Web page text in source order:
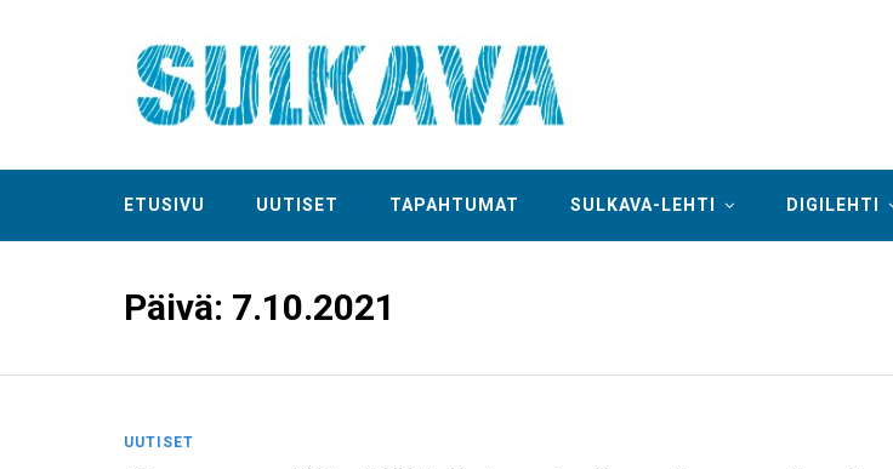
ETUSIVU UUTISET TAPAHTUMAT SULKAVA-LEHTI DIGILEHTI
Päivä: 7.10.2021
UUTISET